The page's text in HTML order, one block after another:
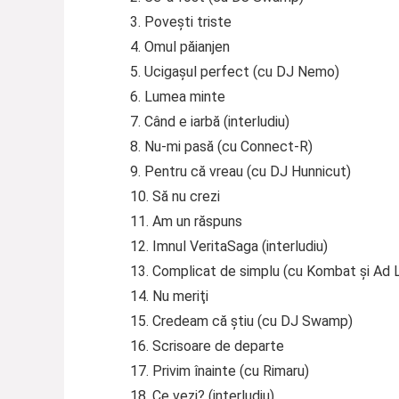
3. Poveşti triste
4. Omul păianjen
5. Ucigaşul perfect (cu DJ Nemo)
6. Lumea minte
7. Când e iarbă (interludiu)
8. Nu-mi pasă (cu Connect-R)
9. Pentru că vreau (cu DJ Hunnicut)
10. Să nu crezi
11. Am un răspuns
12. Imnul VeritaSaga (interludiu)
13. Complicat de simplu (cu Kombat şi Ad
14. Nu meriţi
15. Credeam că ştiu (cu DJ Swamp)
16. Scrisoare de departe
17. Privim înainte (cu Rimaru)